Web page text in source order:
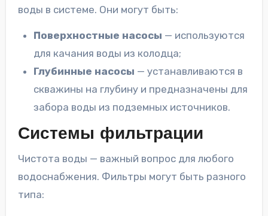
воды в системе. Они могут быть:
Поверхностные насосы — используются
для качания воды из колодца;
Глубинные насосы — устанавливаются в
скважины на глубину и предназначены для
забора воды из подземных источников.
Системы фильтрации
Чистота воды — важный вопрос для любого
водоснабжения. Фильтры могут быть разного
типа: